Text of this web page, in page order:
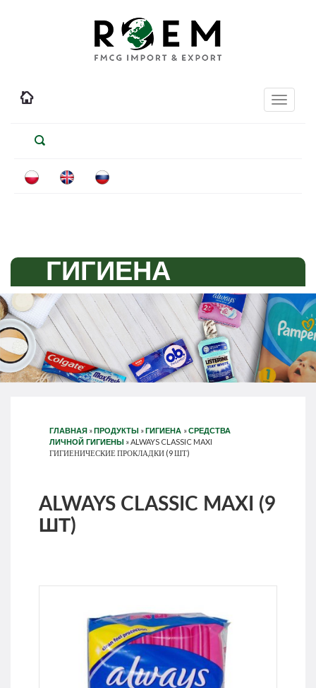
Toggle
ГИГИЕНА
ГЛАВНАЯ »ПРОДУКТЫ »ГИГИЕНА »СРЕДСТВА
ЛИЧНОЙ ГИГИЕНЫ »ALWAYS CLASSIC MAXI
ГИГИЕНИЧЕСКИЕ ПРОКЛАДКИ (9 ШТ)
ALWAYS CLASSIC MAXI (9
ШТ)